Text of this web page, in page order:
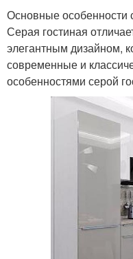
Основные особенности
Серая гостиная
элегантным дизайном,
современные и
особенностями серой